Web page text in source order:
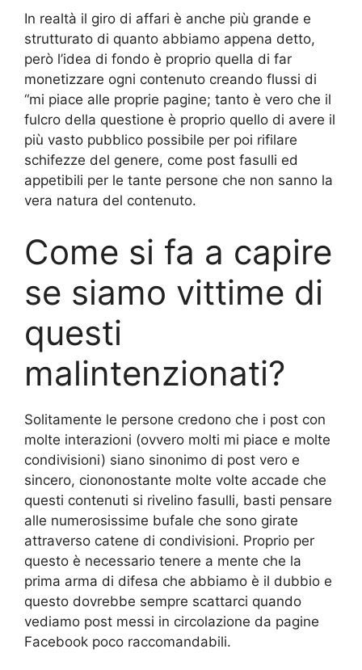
In realtà il giro di affari è anche più grande e
strutturato di quanto abbiamo appena detto,
però l’idea di fondo è proprio quella di far
monetizzare ogni contenuto creando flussi di
“mi piace alle proprie pagine; tanto è vero che il
fulcro della questione è proprio quello di avere il
più vasto pubblico possibile per poi rifilare
schifezze del genere, come post fasulli ed
appetibili per le tante persone che non sanno la
vera natura del contenuto.
Come si fa a capire
se siamo vittime di
questi
malintenzionati?
Solitamente le persone credono che i post con
molte interazioni (ovvero molti mi piace e molte
condivisioni) siano sinonimo di post vero e
sincero, ciononostante molte volte accade che
questi contenuti si rivelino fasulli, basti pensare
alle numerosissime bufale che sono girate
attraverso catene di condivisioni. Proprio per
questo è necessario tenere a mente che la
prima arma di difesa che abbiamo è il dubbio e
questo dovrebbe sempre scattarci quando
vediamo post messi in circolazione da pagine
Facebook poco raccomandabili.